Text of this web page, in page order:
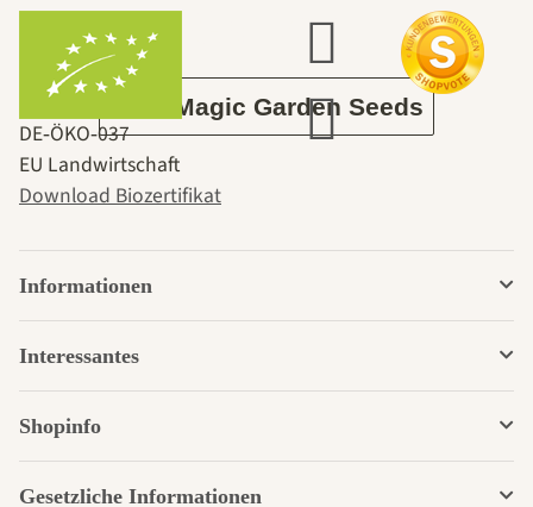
Garten
Über Magic Garden Seeds
DE‑ÖKO‑037
EU Landwirtschaft
Download Biozertifikat
Informationen
Interessantes
Shopinfo
Gesetzliche Informationen